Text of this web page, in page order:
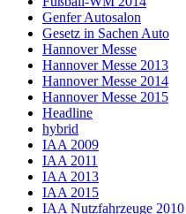
Genfer Autosalon
Gesetz in Sachen Auto
Hannover Messe
Hannover Messe 2013
Hannover Messe 2014
Hannover Messe 2015
Headline
hybrid
IAA 2009
IAA 2011
IAA 2013
IAA 2015
IAA Nutzfahrzeuge 2010